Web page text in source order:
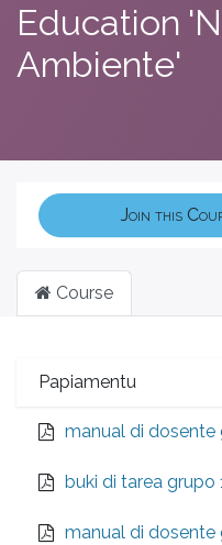
Education
Ambiente'
Join this
Course
Papiamentu
manual di dosente
buki di tarea grupo
manual di dosente